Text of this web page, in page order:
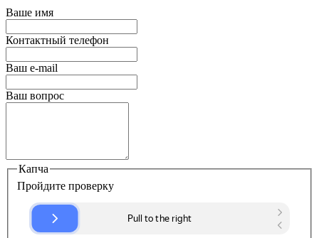
Ваше имя
Контактный телефон
Ваш e-mail
Ваш вопрос
Капча
Пройдите проверку